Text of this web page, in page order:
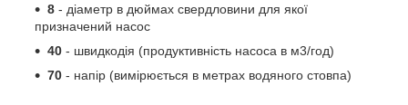
8 - діаметр в дюймах свердловини для якої
призначений насос
40 - швидкодія (продуктивність насоса в м3/год)
70 - напір (вимірюється в метрах водяного стовпа)